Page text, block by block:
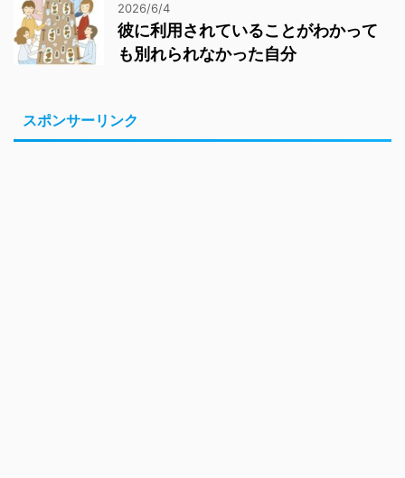
2026/6/4
彼に利用されていることがわかって
も別れられなかった自分
スポンサーリンク